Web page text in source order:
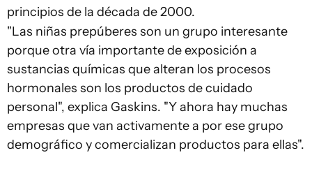
principios de la década de 2000.
"Las niñas prepúberes son un grupo interesante
porque otra vía importante de exposición a
sustancias químicas que alteran los procesos
hormonales son los productos de cuidado
personal", explica Gaskins. "Y ahora hay muchas
empresas que van activamente a por ese grupo
demográfico y comercializan productos para ellas".